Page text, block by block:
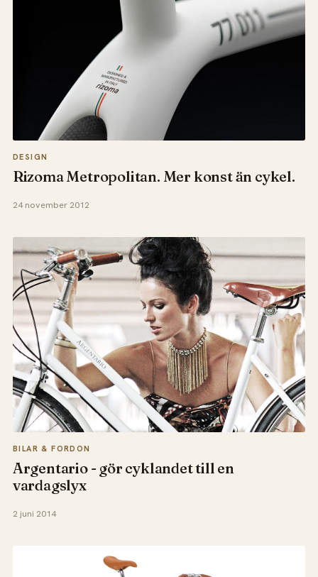
DESIGN
Rizoma Metropolitan. Mer konst än cykel.
24 november 2012
BILAR & FORDON
Argentario - gör cyklandet till en
vardagslyx
2 juni 2014